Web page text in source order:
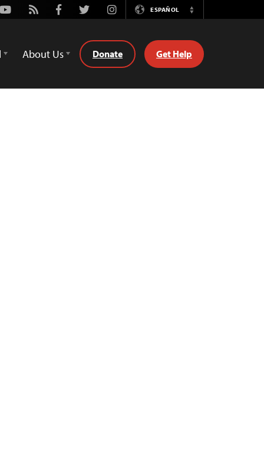
Youtube
Rss FacebookTwitterInstagramESPAÑOL
Switch
About Us Donate Get Help